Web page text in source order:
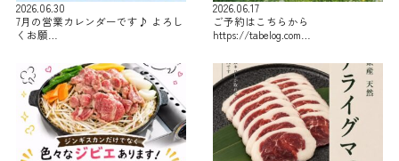
2026.06.30
7月の営業カレンダーです♪ よろし
くお願…
2026.06.17
ご予約はこちらから
https://tabelog.com…